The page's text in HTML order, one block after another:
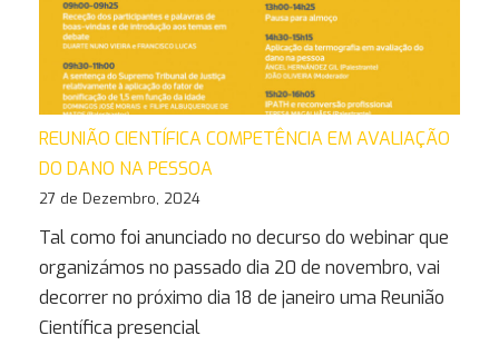
REUNIÃO CIENTÍFICA COMPETÊNCIA EM AVALIAÇÃO
DO DANO NA PESSOA
27 de Dezembro, 2024
Tal como foi anunciado no decurso do webinar que
organizámos no passado dia 20 de novembro, vai
decorrer no próximo dia 18 de janeiro uma Reunião
Científica presencial